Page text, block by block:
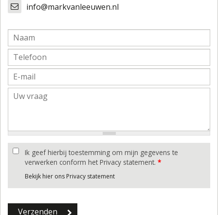
info@markvanleeuwen.nl
Ik geef hierbij toestemming om mijn gegevens te
verwerken conform het Privacy statement. *
Bekijk hier ons Privacy statement